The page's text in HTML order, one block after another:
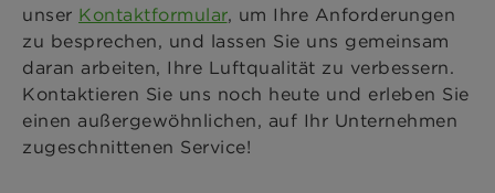
unser Kontaktformular, um Ihre Anforderungen
zu besprechen, und lassen Sie uns gemeinsam
daran arbeiten, Ihre Luftqualität zu verbessern.
Kontaktieren Sie uns noch heute und erleben Sie
einen außergewöhnlichen, auf Ihr Unternehmen
zugeschnittenen Service!